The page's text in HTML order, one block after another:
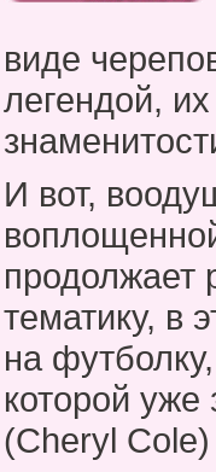
виде
легендой,
И вот,
продолжает
тематику, в
на
которой
(Cheryl